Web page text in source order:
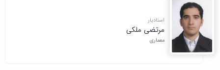
استادیار
مرتضی ملکی
معماری